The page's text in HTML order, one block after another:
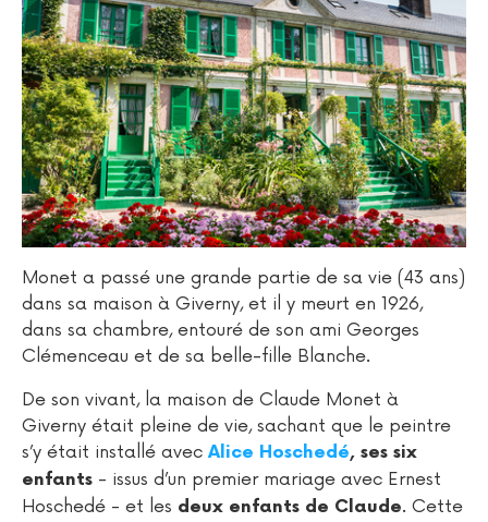
Monet a passé une grande partie de sa vie (43 ans)
dans sa maison à Giverny, et il y meurt en 1926,
dans sa chambre, entouré de son ami Georges
Clémenceau et de sa belle-fille Blanche.
De son vivant, la maison de Claude Monet à
Giverny était pleine de vie, sachant que le peintre
s’y était installé avec Alice Hoschedé, ses six
enfants - issus d’un premier mariage avec Ernest
Hoschedé - et les deux enfants de Claude. Cette